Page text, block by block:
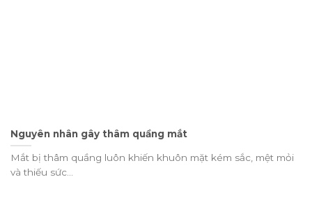
Nguyên nhân gây thâm quầng mắt
Mắt bị thâm quầng luôn khiến khuôn mặt kém sắc, mệt mỏi
và thiếu sức...